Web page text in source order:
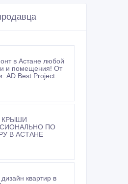
в Астане любой
и помещения! От
AD Best Project.
КРЫШИ
ПО
В АСТАНЕ
квартир в